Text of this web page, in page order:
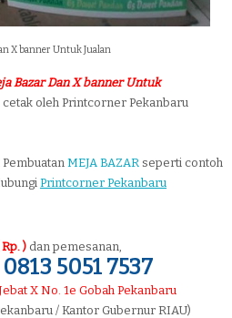
X banner Untuk Jualan
Bazar Dan X banner Untuk
oleh Printcorner Pekanbaru
MEJA BAZAR seperti contoh
Printcorner Pekanbaru
) dan pemesanan,
0813 5051 7537
X No. 1e Gobah Pekanbaru
/ Kantor Gubernur RIAU)